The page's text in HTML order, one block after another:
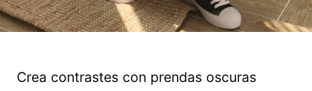
Crea contrastes con prendas oscuras